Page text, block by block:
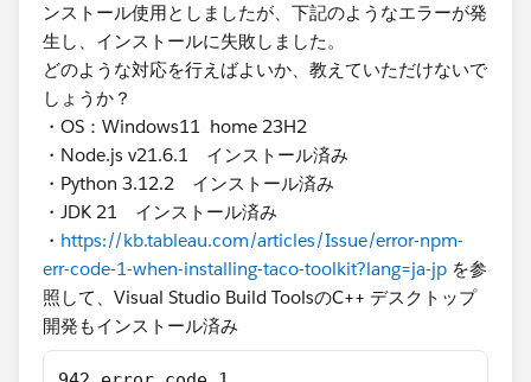
ンストール使用としましたが、下記のようなエラーが発
生し、インストールに失敗しました。
どのような対応を行えばよいか、教えていただけないで
しょうか？
・OS：Windows11 ​ home 23H2
・​Node.js v21.6.1 インストール済み
・​Python 3.12.2 インストール済み
・​JDK 21 インストール済み
・ https://kb.tableau.com/articles/Issue/error-npm-
err-code-1-when-installing-taco-toolkit?lang=ja-jp を参
照して、Visual Studio Build ToolsのC++ デスクトップ
開発もインストール済み